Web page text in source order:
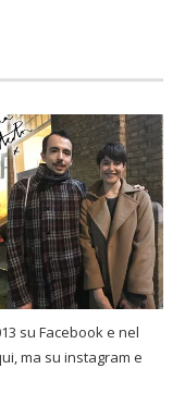
su Facebook e nel
ma su instagram e